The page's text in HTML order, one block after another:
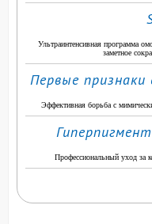
Ультраинтенсивная программа
заметное
Первые признаки
Эффективная борьба с
Профессиональный уход за